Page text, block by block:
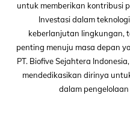
untuk memberikan kontribusi
Investasi dalam
keberlanjutan lingkungan,
penting menuju masa depan
PT. Biofive Sejahtera
mendedikasikan dirinya
dalam